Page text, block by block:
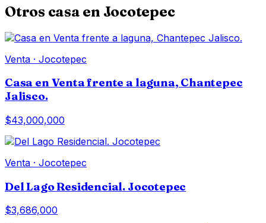
Otros casa en Jocotepec
Venta · Jocotepec
Casa en Venta frente a laguna, Chantepec
Jalisco.
$43,000,000
Venta · Jocotepec
Del Lago Residencial. Jocotepec
$3,686,000